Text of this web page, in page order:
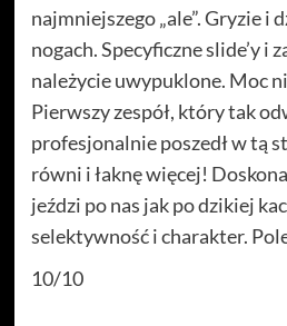
najmniejszego „ale”. Gryzie i
nogach. Specyficzne slide’y i
należycie uwypuklone. Moc
Pierwszy zespół, który tak
profesjonalnie poszedł w tą
równi i łaknę więcej!
jeździ po nas jak po dzikiej
selektywność i charakter.
10/10